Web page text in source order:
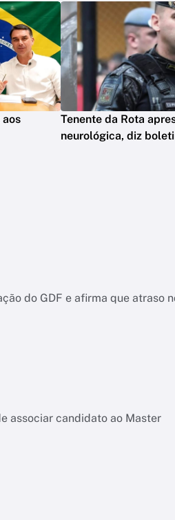
Tenente da Rota
neurológica, diz
do GDF e afirma que atraso
associar candidato ao Master